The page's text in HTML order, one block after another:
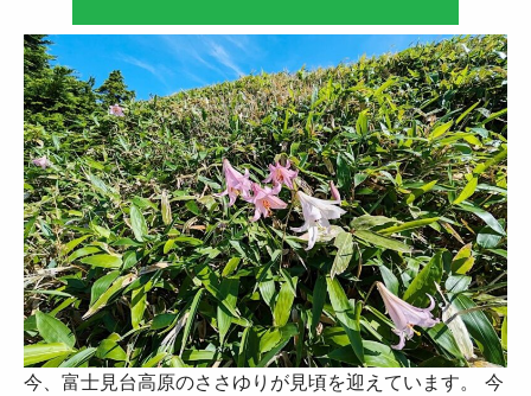
今、富士見台高原のささゆりが見頃を迎えています。 今